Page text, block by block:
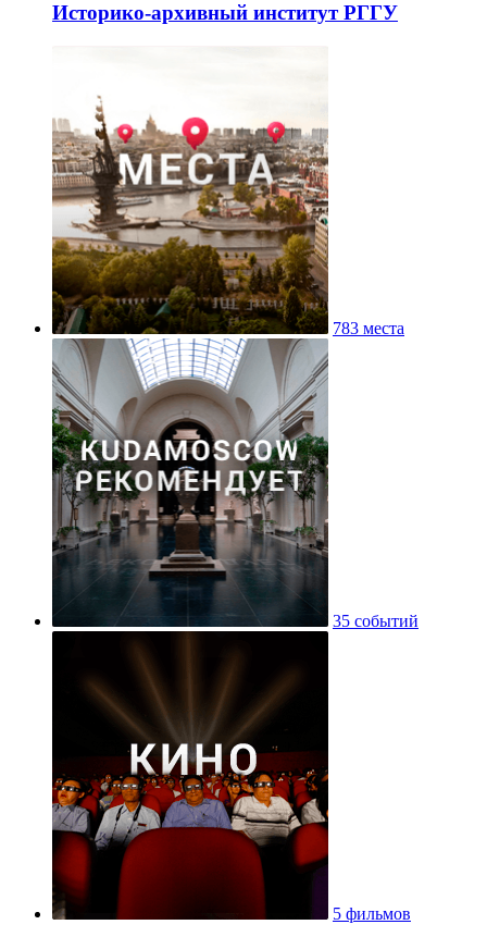
Историко-архивный институт РГГУ
783 места
35 событий
5 фильмов